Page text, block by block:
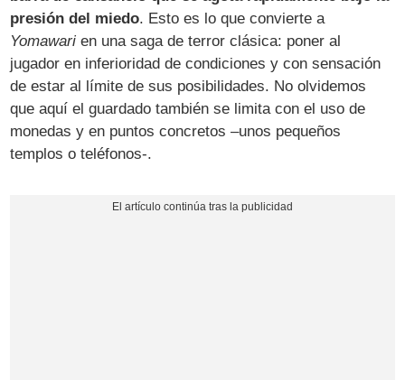
presión del miedo. Esto es lo que convierte a
Yomawari en una saga de terror clásica: poner al
jugador en inferioridad de condiciones y con sensación
de estar al límite de sus posibilidades. No olvidemos
que aquí el guardado también se limita con el uso de
monedas y en puntos concretos –unos pequeños
templos o teléfonos-.